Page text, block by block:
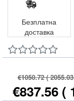
€1050.72(
€837.56 (
Безплатна
доставка